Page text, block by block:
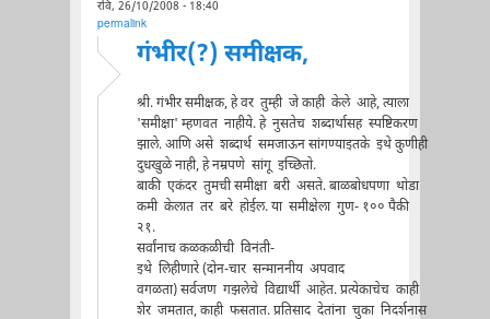
रवि, 26/10/2008 - 18:40
permalink
गंभीर(?) समीक्षक,
श्री. गंभीर समीक्षक, हे वर तुम्ही जे काही केले आहे, त्याला
'समीक्षा' म्हणवत नाहीये. हे नुसतेच शब्दार्थासह स्पष्टिकरण
झाले. आणि असे शब्दार्थ समजाऊन सांगण्याइतके इथे कुणीही
दुधखुळे नाही, हे नम्रपणे सांगू इच्छितो.
बाकी एकंदर तुमची समीक्षा बरी असते. बाळबोधपणा थोडा
कमी केलात तर बरे होईल. या समीक्षेला गुण- १०० पैकी
२१.
सर्वांनाच कळकळीची विनंती-
इथे लिहीणारे (दोन-चार सन्माननीय अपवाद
वगळता) सर्वजण गझलेचे विद्यार्थी आहेत. प्रत्येकाचेच काही
शेर जमतात, काही फसतात. प्रतिसाद देतांना चुका निदर्शनास